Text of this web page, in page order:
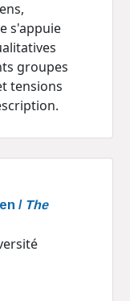
s'appuie
groupes
tensions
/ The